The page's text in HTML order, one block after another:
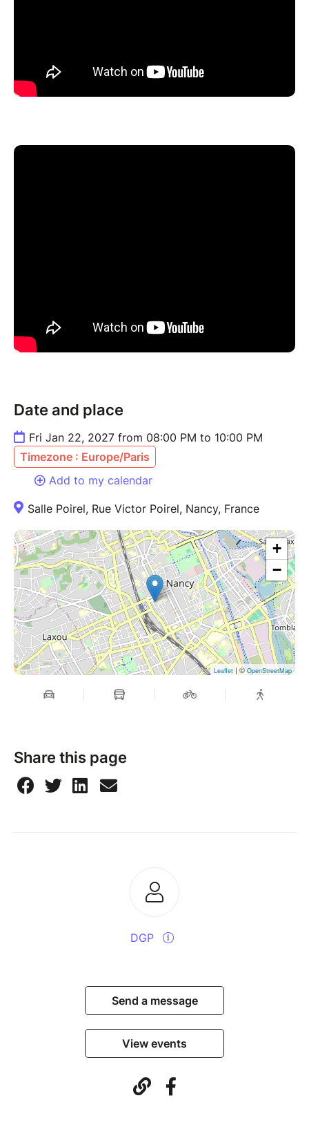
Date and place
Fri Jan 22, 2027 from 08:00 PM to 10:00 PM
Timezone : Europe/Paris
Add to my calendar
Salle Poirel, Rue Victor Poirel, Nancy, France
+
−
Leaflet| ©OpenStreetMap
Share this page
DGP
Send a message
View events